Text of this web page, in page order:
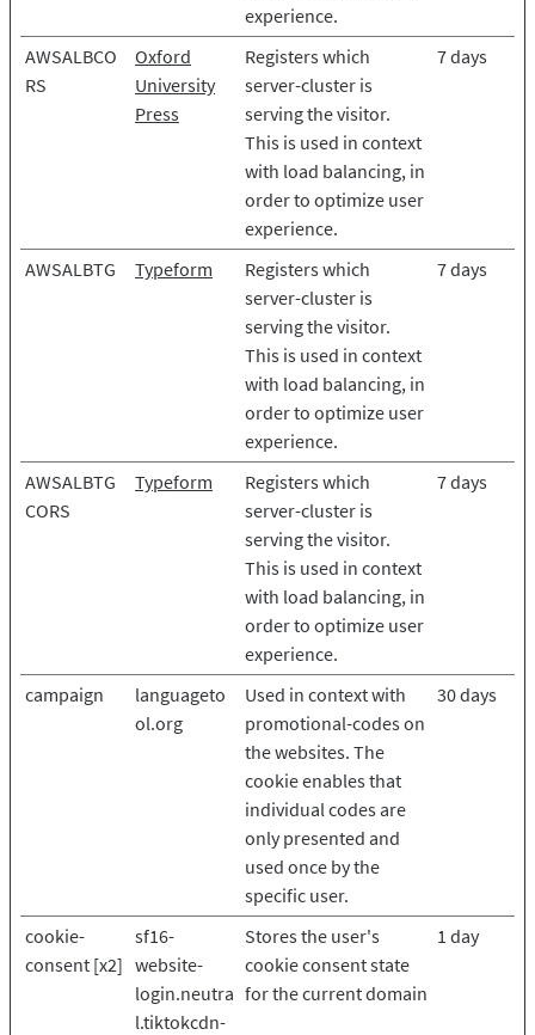
experience.
AWSALBCO
RS
Oxford
University
Press
Registers which
server-cluster is
serving the visitor.
This is used in context
with load balancing, in
order to optimize user
experience.
7 days
AWSALBTG Typeform
Registers which
server-cluster is
serving the visitor.
This is used in context
with load balancing, in
order to optimize user
experience.
7 days
AWSALBTG
CORS
Typeform
Registers which
server-cluster is
serving the visitor.
This is used in context
with load balancing, in
order to optimize user
experience.
7 days
campaign
languageto
ol.org
Used in context with
promotional-codes on
the websites. The
cookie enables that
individual codes are
only presented and
used once by the
specific user.
30 days
cookie-
consent [x2]
sf16-
website-
login.neutra
l.tiktokcdn-
Stores the user's
cookie consent state
for the current domain
1 day